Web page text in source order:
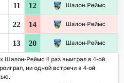
11 12 Шалон-Реймс
22 14 Шалон-Реймс
13 20 Шалон-Реймс
Шалон-Реймс 8 раз выиграл в 4-ой
ни одной встречи в 4-ой